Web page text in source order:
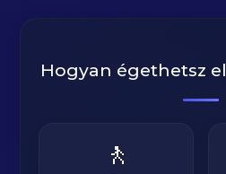
Hogyan égethetsz el
🚶